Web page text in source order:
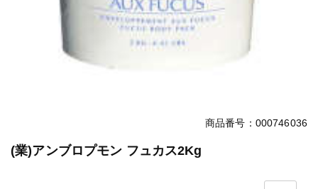
商品番号：000746036
(業)アンブロプモン フュカス2Kg